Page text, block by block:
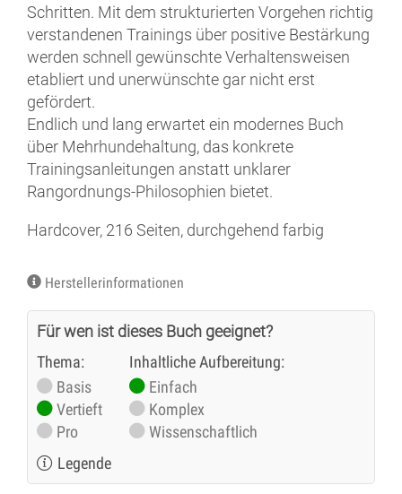
Schritten. Mit dem strukturierten Vorgehen richtig
verstandenen Trainings über positive Bestärkung
werden schnell gewünschte Verhaltensweisen
etabliert und unerwünschte gar nicht erst
gefördert.
Endlich und lang erwartet ein modernes Buch
über Mehrhundehaltung, das konkrete
Trainingsanleitungen anstatt unklarer
Rangordnungs-­Philosophien bietet.
Hardcover, 216 Seiten, durchgehend farbig
Herstellerinformationen
Für wen ist dieses Buch geeignet?
Thema:
Basis
Vertieft
Pro
Inhaltliche Aufbereitung:
Einfach
Komplex
Wissenschaftlich
Legende